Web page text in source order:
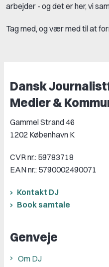
arbejder - og det er her, vi
Tag med, og vær med til at
Dansk
Medier &
Gammel Strand 46
1202 København K
CVR nr.: 59783718
EAN nr.: 5790002490071
Kontakt DJ
Book samtale
Genveje
Om DJ